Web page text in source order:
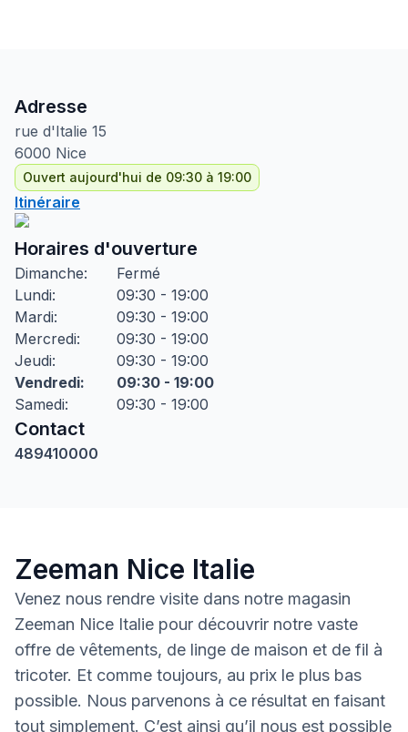
Adresse
rue d'Italie 15
6000 Nice
Ouvert aujourd'hui de 09:30 à 19:00
Itinéraire
Horaires d'ouverture
Dimanche:
Fermé
Lundi:
09:30 - 19:00
Mardi:
09:30 - 19:00
Mercredi:
09:30 - 19:00
Jeudi:
09:30 - 19:00
Vendredi:
09:30 - 19:00
Samedi: 09:30 - 19:00
Contact
489410000
Zeeman Nice Italie
Venez nous rendre visite dans notre magasin
Zeeman Nice Italie pour découvrir notre vaste
offre de vêtements, de linge de maison et de fil à
tricoter. Et comme toujours, au prix le plus bas
possible. Nous parvenons à ce résultat en faisant
tout simplement. C’est ainsi qu’il nous est possible